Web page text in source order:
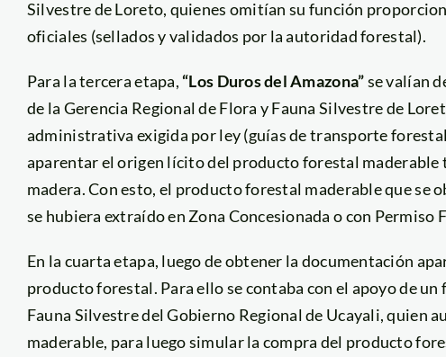
Silvestre de Loreto, quienes omitían su función
oficiales (sellados y validados por la autoridad forestal).
Para la tercera etapa, “Los Duros del Amazona”se valían
de la Gerencia Regional de Flora y Fauna Silvestre de
administrativa exigida por ley (guías de transporte
aparentar el origen lícito del producto forestal maderable
madera. Con esto, el producto forestal maderable que se
se hubiera extraído en Zona Concesionada o con Permiso
En la cuarta etapa, luego de obtener la documentación
producto forestal. Para ello se contaba con el apoyo de
Fauna Silvestre del Gobierno Regional de Ucayali, quien
maderable, para luego simular la compra del producto